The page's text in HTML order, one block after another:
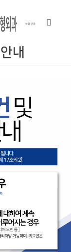
보험 안내
내